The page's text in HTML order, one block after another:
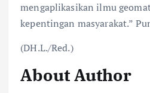
mengaplikasikan ilmu
kepentingan masyarakat.”
(DH.L./Red.)
About Author